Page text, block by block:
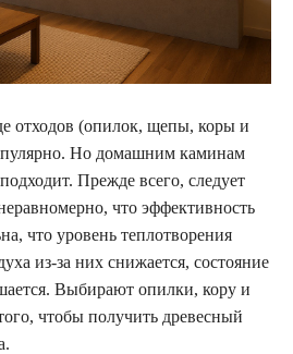
отходов (опилок, щепы, коры и
Но домашним каминам
Прежде всего, следует
что эффективность
что уровень теплотворения
из-за них снижается, состояние
Выбирают опилки, кору и
чтобы получить древесный